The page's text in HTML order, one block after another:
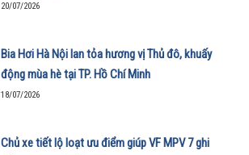
20/07/2026
Bia Hơi Hà Nội lan tỏa hương vị Thủ đô, khuấy
động mùa hè tại TP. Hồ Chí Minh
18/07/2026
Chủ xe tiết lộ loạt ưu điểm giúp VF MPV 7 ghi